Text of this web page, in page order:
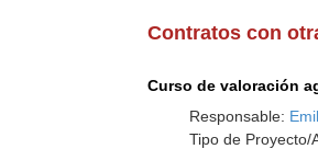
Contratos con
Curso de valoración
Responsable:
Tipo de Proyecto/